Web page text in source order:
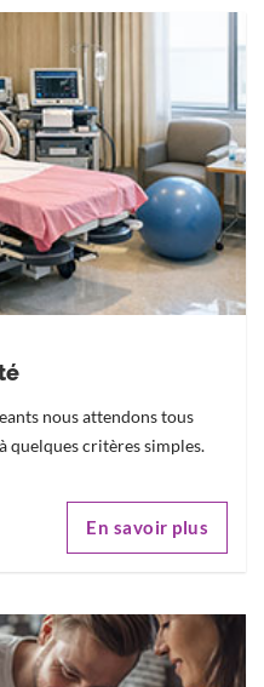
nous attendons tous
quelques critères simples.
En savoir plus